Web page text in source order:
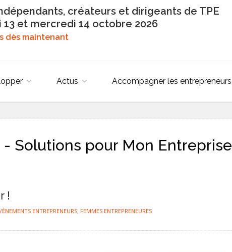
créateurs et dirigeants de TPE
13 et mercredi 14 octobre 2026
dès maintenant
Actus Accompagner les entrepreneurs
- Solutions pour Mon Entreprise
!
ENTREPRENEURS, FEMMES ENTREPRENEURES